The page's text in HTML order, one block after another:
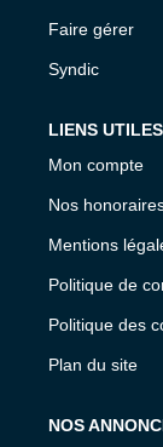
Faire gérer
Syndic
LIENS UTILES
Mon compte
Nos
Mentions
Politique de
Politique des
Plan du site
NOS